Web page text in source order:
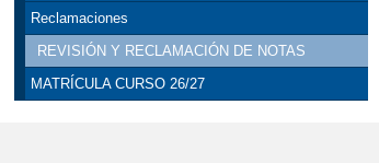
Reclamaciones
REVISIÓN Y RECLAMACIÓN DE NOTAS
MATRÍCULA CURSO 26/27